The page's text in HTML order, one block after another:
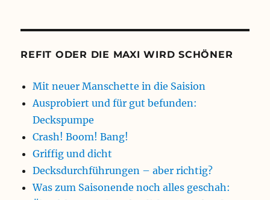
REFIT ODER DIE MAXI WIRD SCHÖNER
Mit neuer Manschette in die Saision
Ausprobiert und für gut befunden:
Deckspumpe
Crash! Boom! Bang!
Griffig und dicht
Decksdurchführungen – aber richtig?
Was zum Saisonende noch alles geschah: